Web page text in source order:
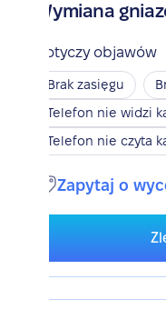
Wymiana
Dotyczy objawów
Brak zasięgu
Telefon nie widzi
Telefon nie czyta
Zapytaj o